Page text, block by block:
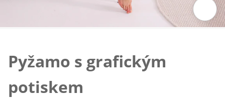
Pyžamo s grafickým
potiskem